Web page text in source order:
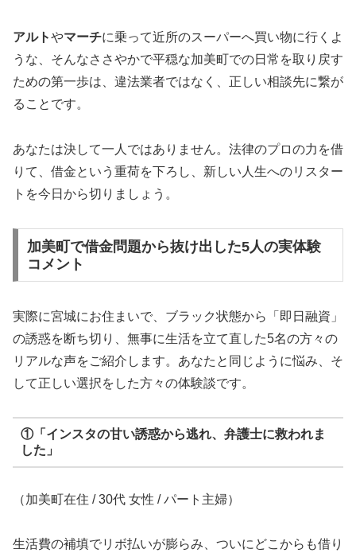
アルトやマーチに乗って近所のスーパーへ買い物に行くよ
うな、そんなささやかで平穏な加美町での日常を取り戻す
ための第一歩は、違法業者ではなく、正しい相談先に繋が
ることです。
あなたは決して一人ではありません。法律のプロの力を借
りて、借金という重荷を下ろし、新しい人生へのリスター
トを今日から切りましょう。
加美町で借金問題から抜け出した5人の実体験
コメント
実際に宮城にお住まいで、ブラック状態から「即日融資」
の誘惑を断ち切り、無事に生活を立て直した5名の方々の
リアルな声をご紹介します。あなたと同じように悩み、そ
して正しい選択をした方々の体験談です。
①「インスタの甘い誘惑から逃れ、弁護士に救われま
した」
（加美町在住 / 30代 女性 / パート主婦）
生活費の補填でリボ払いが膨らみ、ついにどこからも借り